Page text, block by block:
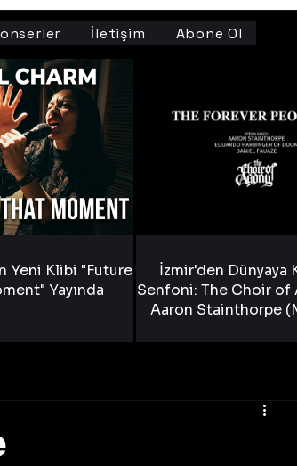
İletişim Abone Ol
Yeni Klibi "Future
Yayında
İzmir'den Dünyaya
Senfoni: The Choir of
Aaron Stainthorpe